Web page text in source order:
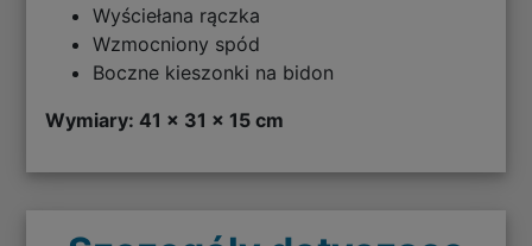
Wyściełana rączka
Wzmocniony spód
Boczne kieszonki na bidon
Wymiary: 41 x 31 x 15 cm